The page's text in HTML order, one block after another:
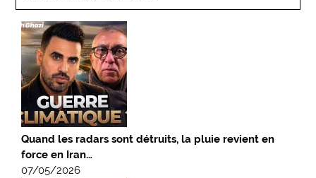
Quand les radars sont détruits, la pluie revient en
force en Iran…
07/05/2026